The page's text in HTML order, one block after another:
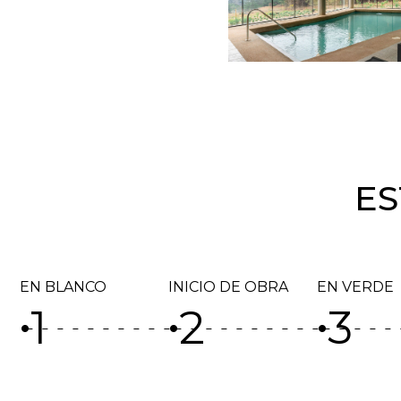
EN BLANCO
fiber_manual_record1
INICIO DE OBRA
fiber_manual_record2
EN VERDE
fiber_manual_record3